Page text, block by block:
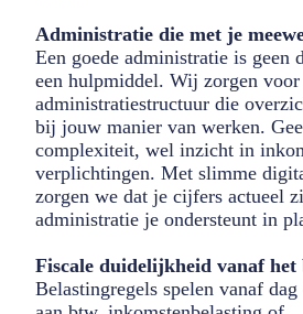
Administratie die met je
Een goede administratie is geen
een hulpmiddel. Wij zorgen voor
administratiestructuur die
bij jouw manier van werken.
complexiteit, wel inzicht in
verplichtingen. Met slimme
zorgen we dat je cijfers actueel
administratie je ondersteunt in
Fiscale duidelijkheid vanaf het
Belastingregels spelen vanaf